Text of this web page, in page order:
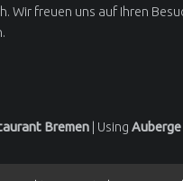
Wir freuen uns auf Ihren
Bremen Using Auberge